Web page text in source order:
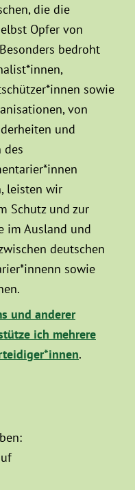
die die
Opfer von
bedroht
sowie
von
und
des
leisten wir
Schutz und zur
im Ausland und
deutschen
sowie
und anderer
ich mehrere
.